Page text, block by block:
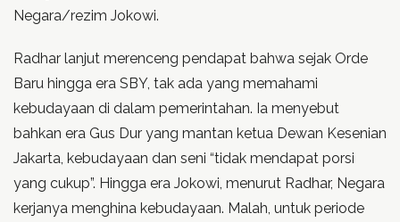
Negara/rezim Jokowi.
Radhar lanjut merenceng pendapat bahwa sejak Orde
Baru hingga era SBY, tak ada yang memahami
kebudayaan di dalam pemerintahan. Ia menyebut
bahkan era Gus Dur yang mantan ketua Dewan Kesenian
Jakarta, kebudayaan dan seni “tidak mendapat porsi
yang cukup”. Hingga era Jokowi, menurut Radhar, Negara
kerjanya menghina kebudayaan. Malah, untuk periode